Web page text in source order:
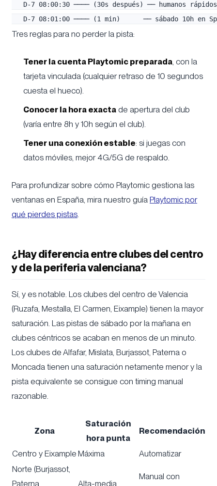
D-7 08:00:30 ──── (30s después) ── humanos
Tres reglas para no perder la pista:
Tener la cuenta Playtomic preparada, con la
tarjeta vinculada (cualquier retraso de 10 segundos
cuesta el hueco).
Conocer la hora exactade apertura del club
(varía entre 8h y 10h según el club).
Tener una conexión estable: si juegas con
datos móviles, mejor 4G/5G de respaldo.
Para profundizar sobre cómo Playtomic gestiona las
ventanas en España, mira nuestro guía Playtomic por
qué pierdes pistas
¿Hay diferencia entre clubes del centro
y de la periferia valenciana?
Sí, y es notable. Los clubes del centro de Valencia
(Ruzafa, Mestalla, El Carmen, Eixample) tienen la mayor
saturación. Las pistas de sábado por la mañana en
clubes céntricos se acaban en menos de un minuto.
Los clubes de Alfafar, Mislata, Burjassot, Paterna o
Moncada tienen una saturación netamente menor y la
pista equivalente se consigue con timing manual
razonable.
Zona
Saturación
hora punta
Recomendación
Centro y Eixample Máxima
Automatizar
Norte (Burjassot,
Paterna,
Alta-media
Manual con